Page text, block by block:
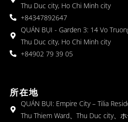
Thu Duc city, Ho Chi Minh city
+84347892647
QUÁN BỤI - Garden 3: 14 Vo
Thu Duc city, Ho Chi Minh city
+84902 79 39 05
所在地
QUÁN BỤI: Empire City – Tilia
Thu Thiem Ward、Thu Duc city、